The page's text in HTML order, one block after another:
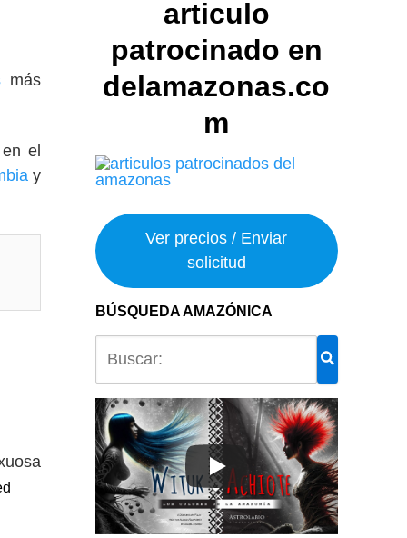
más
el
y
articulo
patrocinado en
delamazonas.co
m
Ver precios / Enviar
solicitud
BÚSQUEDA AMAZÓNICA